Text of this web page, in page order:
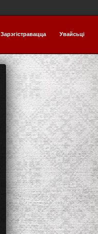
Зарэгістравацца Увайсьці